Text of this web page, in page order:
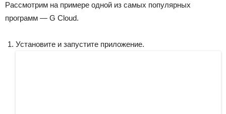
Рассмотрим на примере одной из самых популярных
программ — G Cloud.
Установите и запустите приложение.